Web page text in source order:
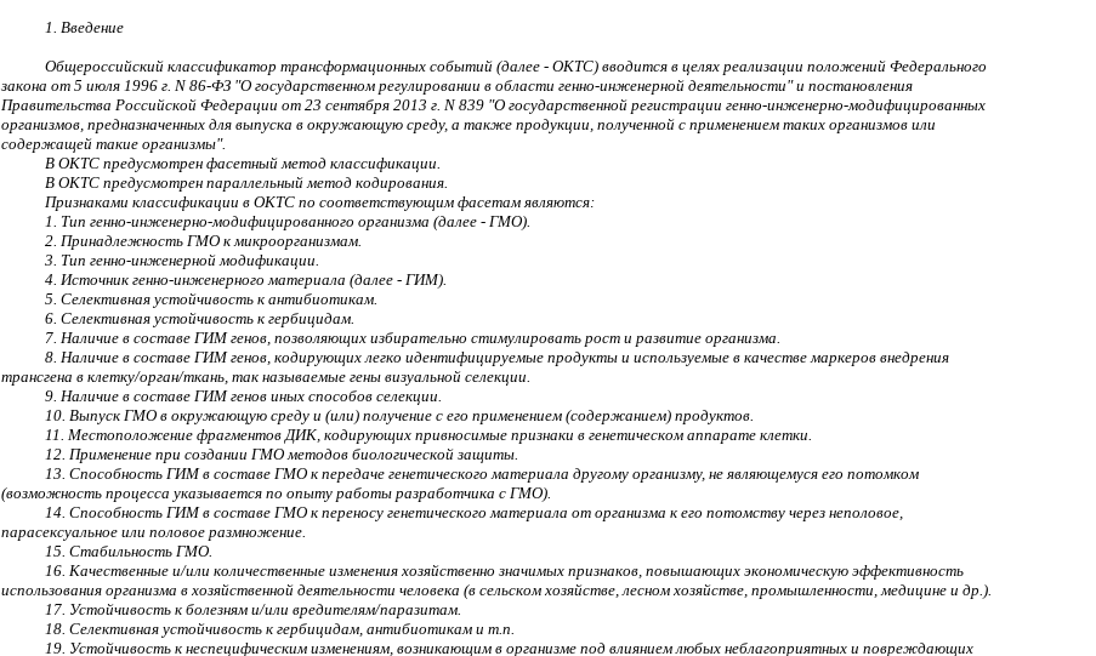
1. Введение
Общероссийский классификатор трансформационных событий (далее - ОКТС) вводится в целях реализации положений Федерального
закона от 5 июля 1996 г. N 86-ФЗ "О государственном регулировании в области генно-инженерной деятельности" и постановления
Правительства Российской Федерации от 23 сентября 2013 г. N 839 "О государственной регистрации генно-инженерно-модифицированных
организмов, предназначенных для выпуска в окружающую среду, а также продукции, полученной с применением таких организмов или
содержащей такие организмы".
В ОКТС предусмотрен фасетный метод классификации.
В ОКТС предусмотрен параллельный метод кодирования.
Признаками классификации в ОКТС по соответствующим фасетам являются:
1. Тип генно-инженерно-модифицированного организма (далее - ГМО).
2. Принадлежность ГМО к микроорганизмам.
3. Тип генно-инженерной модификации.
4. Источник генно-инженерного материала (далее - ГИМ).
5. Селективная устойчивость к антибиотикам.
6. Селективная устойчивость к гербицидам.
7. Наличие в составе ГИМ генов, позволяющих избирательно стимулировать рост и развитие организма.
8. Наличие в составе ГИМ генов, кодирующих легко идентифицируемые продукты и используемые в качестве маркеров внедрения
трансгена в клетку/орган/ткань, так называемые гены визуальной селекции.
9. Наличие в составе ГИМ генов иных способов селекции.
10. Выпуск ГМО в окружающую среду и (или) получение с его применением (содержанием) продуктов.
11. Местоположение фрагментов ДИК, кодирующих привносимые признаки в генетическом аппарате клетки.
12. Применение при создании ГМО методов биологической защиты.
13. Способность ГИМ в составе ГМО к передаче генетического материала другому организму, не являющемуся его потомком
(возможность процесса указывается по опыту работы разработчика с ГМО).
14. Способность ГИМ в составе ГМО к переносу генетического материала от организма к его потомству через неполовое,
парасексуальное или половое размножение.
15. Стабильность ГМО.
16. Качественные и/или количественные изменения хозяйственно значимых признаков, повышающих экономическую эффективность
использования организма в хозяйственной деятельности человека (в сельском хозяйстве, лесном хозяйстве, промышленности, медицине и др.).
17. Устойчивость к болезням и/или вредителям/паразитам.
18. Селективная устойчивость к гербицидам, антибиотикам и т.п.
19. Устойчивость к неспецифическим изменениям, возникающим в организме под влиянием любых неблагоприятных и повреждающих